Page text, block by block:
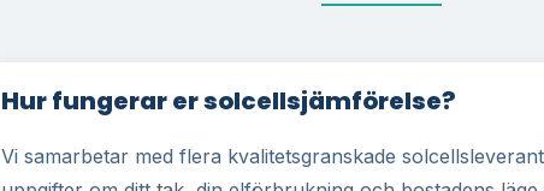
Hur fungerar er solcellsjämförelse?
Vi samarbetar med flera kvalitetsgranskade